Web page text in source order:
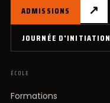
ADMISSIONS ↗
JOURNÉE D'INITIATION
ÉCOLE
Formations